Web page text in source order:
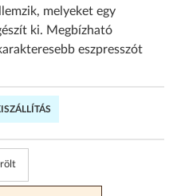
melyeket egy
ki. Megbízható
eszpresszót